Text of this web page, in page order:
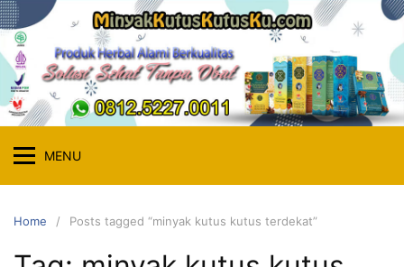
Skip
to
content
MENU
Home Posts tagged “minyak kutus kutus terdekat”